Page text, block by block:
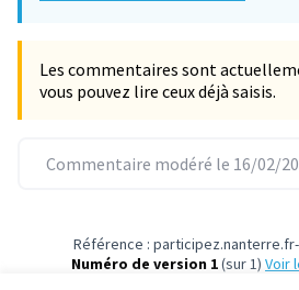
Les commentaires sont
vous pouvez lire ceux déjà saisis.
Commentaire modéré le 16/02/
Référence : participez.nanterre.fr-
Numéro de version 1(sur 1)